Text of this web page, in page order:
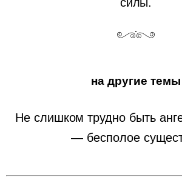
на другие темы
Не слишком трудно быть
— бесполое